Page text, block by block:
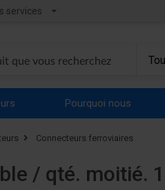
services
Pourquoi nous
Connecteurs ferroviaires
/ qté. moitié.